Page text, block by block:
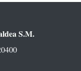
S.M.